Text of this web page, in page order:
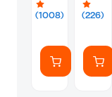
W
Μαύρο
Φριτέζα
Αέρος
(1008)
2000
(226)